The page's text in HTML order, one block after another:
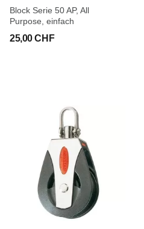
Block Serie 50 AP, All
Purpose, einfach
25,00 CHF